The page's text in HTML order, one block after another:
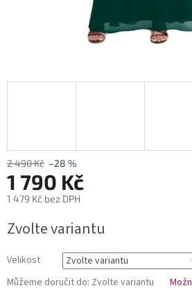
2 490 Kč –28 %
1 790 Kč
1 479 Kč bez DPH
cena:
Zvolte variantu
Velikost
Můžeme doručit do: Zvolte variantu